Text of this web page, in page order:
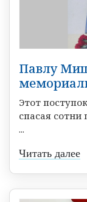
Павлу
Этот
спасая
...
Читать далее